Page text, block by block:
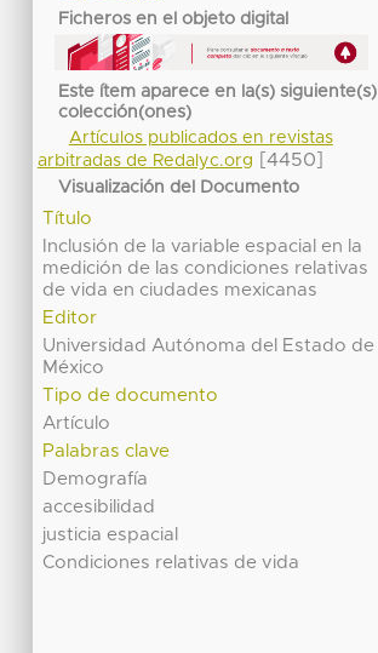
Ficheros en el objeto digital
Este ítem aparece en la(s) siguiente(s)
colección(ones)
Artículos publicados en revistas
arbitradas de Redalyc.org
[4450]
Visualización del Documento
Título
Inclusión de la variable espacial en la
medición de las condiciones relativas
de vida en ciudades mexicanas
Editor
Universidad Autónoma del Estado de
México
Tipo de documento
Artículo
Palabras clave
Demografía
accesibilidad
justicia espacial
Condiciones relativas de vida